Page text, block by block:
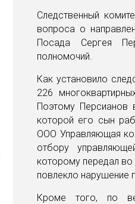
Следственный
вопроса о
Посада Сергея
полномочий.
Как установило
226
Поэтому Персианов
которой его сын
ООО Управляющая
отбору
которому передал
повлекло нарушение
Кроме того, по